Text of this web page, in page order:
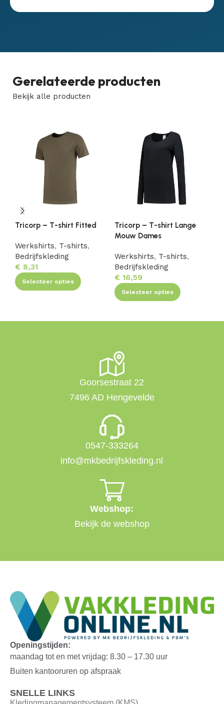
Gerelateerde producten
Bekijk alle producten
Tricorp – T-shirt Fitted
Werkshirts, T-shirts,
Bedrijfskleding
€ 8,31
Selecteer opties
Tricorp – T-shirt Lange
Mouw Dames
Werkshirts, T-shirts,
Bedrijfskleding
€16,59
Selecteer opties
Goorsestraat 22
7496 AD Hengevelde
0547-333264
info@mkbedrijfskleding.nl
Webshop:
Bekijk de webshop
Openingstijden:
maandag tot en met vrijdag: 8.30 – 17.30 uur
Buiten kantooruren op afspraak
SNELLE LINKS